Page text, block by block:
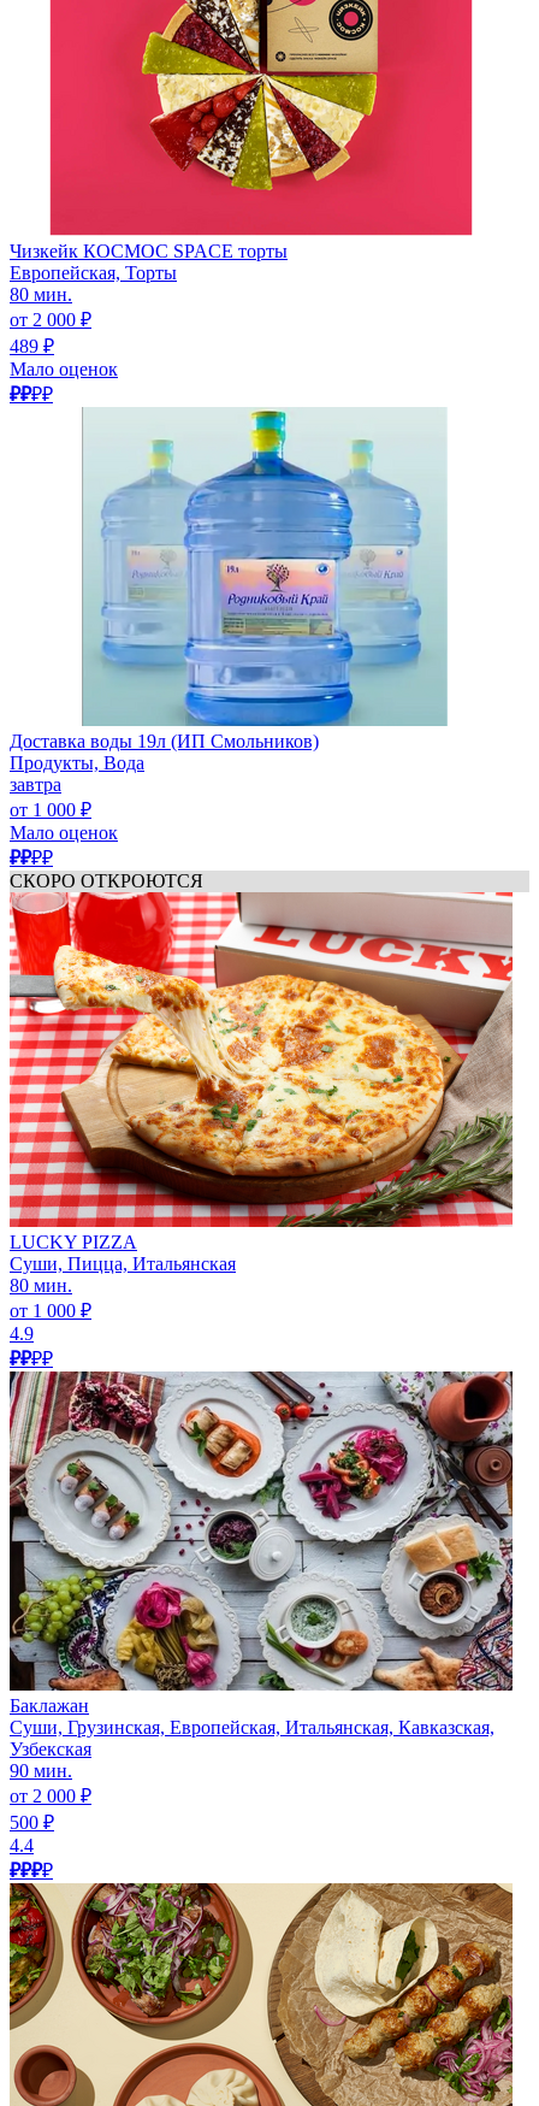
Чизкейк КОСМОС SPACE торты
Европейская, Торты
80 мин.
от 2 000 ₽
489 ₽
Мало оценок
₽₽₽₽
Доставка воды 19л (ИП Смольников)
Продукты, Вода
завтра
от 1 000 ₽
Мало оценок
₽₽₽₽
СКОРО ОТКРОЮТСЯ
LUCKY PIZZA
Суши, Пицца, Итальянская
80 мин.
от 1 000 ₽
4.9
₽₽₽₽
Баклажан
Суши, Грузинская, Европейская, Итальянская, Кавказская,
Узбекская
90 мин.
от 2 000 ₽
500 ₽
4.4
₽₽₽₽